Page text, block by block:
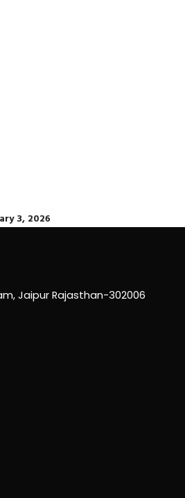
3, 2026
Jaipur Rajasthan-302006